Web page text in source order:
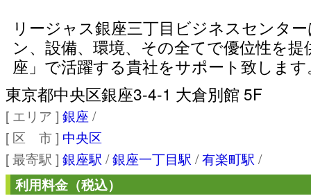
リージャス銀座三丁目ビジネスセンタ
ン、設備、環境、その全てで優位性を
座」で活躍する貴社をサポート致します
東京都中央区銀座3-4-1 大倉別館 5F
[ エリア ] 銀座 /
[ 区 市 ] 中央区
[ 最寄駅 ] 銀座駅 /銀座一丁目駅 /有楽町駅 /
利用料金（税込）